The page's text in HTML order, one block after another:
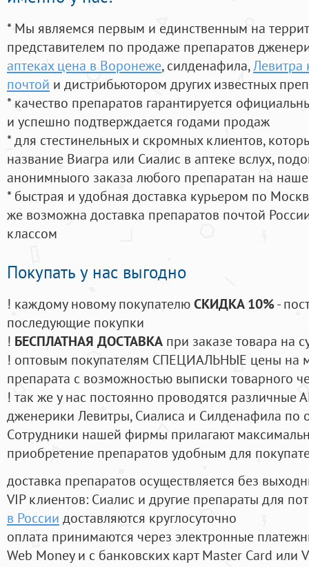
* Мы являемся первым и единственным на
представителем по продаже препаратов
аптеках цена в Воронеже, силденафила,Левитра
почтой и дистрибьютором других известных
* качество препаратов гарантируется
и успешно подтверждается годами продаж
* для стестинельных и скромных клиентов,
название Виагра или Сиалис в аптеке вслух,
анонимныого заказа любого препаратан на
* быстрая и удобная доставка курьером по
же возможна доставка препаратов почтой
классом
Покупать у нас выгодно
! каждому новому покупателюСКИДКА 10%-
последующие покупки
! БЕСПЛАТНАЯ ДОСТАВКА при заказе товара на
! оптовым покупателям СПЕЦИАЛЬНЫЕ цены на
препарата с возможностью выписки товарного
! так же у нас постоянно проводятся
дженерики Левитры, Сиалиса и Силденафила по
Cотрудники нашей фирмы прилагают
приобретение препаратов удобным для
доставка препаратов осуществляется без
VIP клиентов: Сиалис и другие препараты для
в России доставляются круглосуточно
оплата принимаются через электронные
Web Money и с банковских карт Master Card или